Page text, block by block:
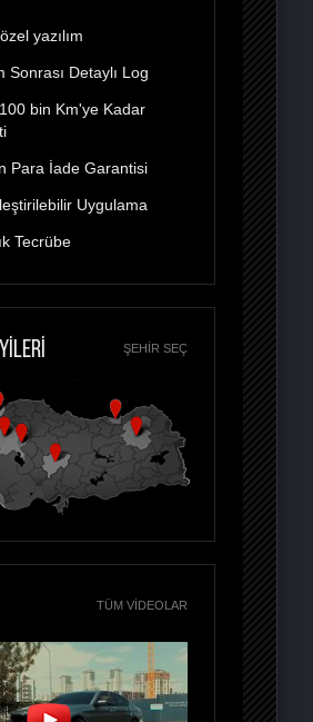
yazılım
Sonrası Detaylı Log
bin Km'ye Kadar
Para İade Garantisi
Uygulama
Tecrübe
ŞEHIR SEÇ
TÜM VIDEOLAR